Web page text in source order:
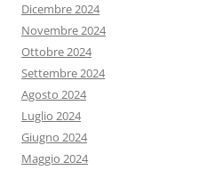
Dicembre 2024
Novembre 2024
Ottobre 2024
Settembre 2024
Agosto 2024
Luglio 2024
Giugno 2024
Maggio 2024